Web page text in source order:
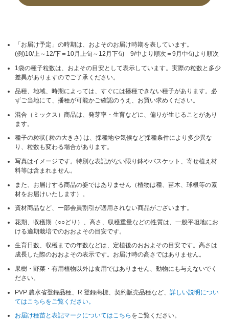
「お届け予定」の時期は、およそのお届け時期を表しています。
(例)10/上～12/下＝10月上旬～12月下旬 9/中より順次＝9月中旬より順次
1袋の種子粒数は、およその目安として表示しています。実際の粒数と多少
差異がありますのでご了承ください。
品種、地域、時期によっては、すぐには播種できない種子があります。必
ずご当地にて、播種が可能かご確認のうえ、お買い求めください。
混合（ミックス）商品は、発芽率・生育などに、偏りが生じることがあり
ます。
種子の粒状( 粒の大きさ) は、採種地や気候など採種条件により多少異な
り、粒数も変わる場合があります。
写真はイメージです。特別な表記がない限り鉢やバスケット、寄せ植え材
料等は含まれません。
また、お届けする商品の姿ではありません（植物は種、苗木、球根等の素
材をお届けいたします）。
資材商品など、一部会員割引が適用されない商品がございます。
花期、収穫期（○○どり）、高さ、収穫重量などの性質は、一般平坦地にお
ける適期栽培でのおおよその目安です。
生育日数、収穫までの年数などは、定植後のおおよその目安です。高さは
成長した際のおおよその表示です。お届け時の高さではありません。
果樹・野菜・有用植物以外は食用ではありません、動物にも与えないでく
ださい。
PVP 農水省登録品種、R 登録商標、契約販売品種など、詳しい説明につい
てはこちらをご覧ください。
お届け種苗と表記マークについてはこちら をご覧ください。